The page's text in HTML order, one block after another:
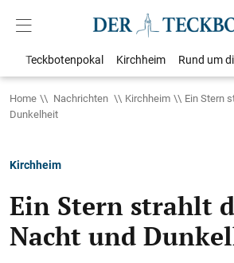
Teckbotenpokal Kirchheim Rund um
Home Nachrichten Kirchheim
Ein Stern
Dunkelheit
Kirchheim
Ein Stern strahlt
Nacht und